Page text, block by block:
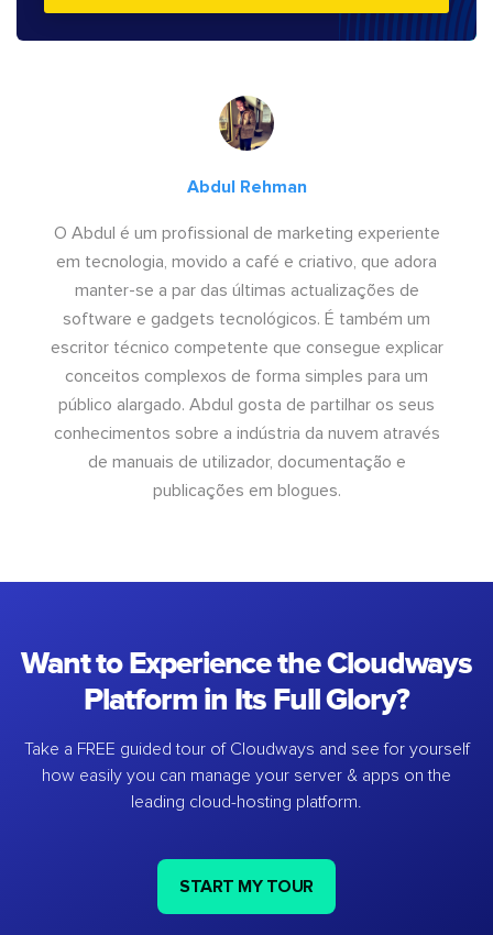
Abdul Rehman
O Abdul é um profissional de marketing experiente
em tecnologia, movido a café e criativo, que adora
manter-se a par das últimas actualizações de
software e gadgets tecnológicos. É também um
escritor técnico competente que consegue explicar
conceitos complexos de forma simples para um
público alargado. Abdul gosta de partilhar os seus
conhecimentos sobre a indústria da nuvem através
de manuais de utilizador, documentação e
publicações em blogues.
Want to Experience the Cloudways
Platform in Its Full Glory?
Take a FREE guided tour of Cloudways and see for yourself
how easily you can manage your server & apps on the
leading cloud-hosting platform.
START MY TOUR